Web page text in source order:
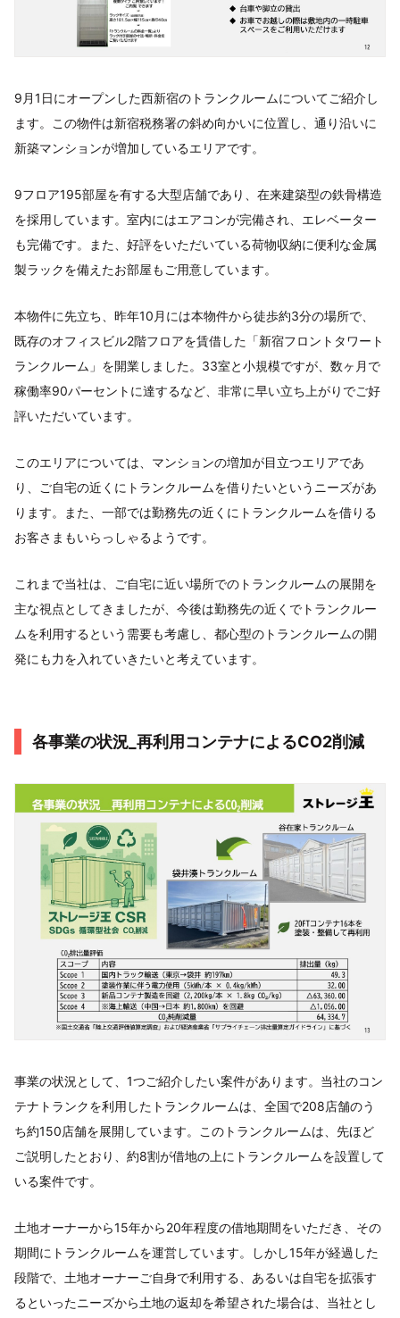
9月1日にオープンした西新宿のトランクルームについてご紹介し
ます。この物件は新宿税務署の斜め向かいに位置し、通り沿いに
新築マンションが増加しているエリアです。
9フロア195部屋を有する大型店舗であり、在来建築型の鉄骨構造
を採用しています。室内にはエアコンが完備され、エレベーター
も完備です。また、好評をいただいている荷物収納に便利な金属
製ラックを備えたお部屋もご用意しています。
本物件に先立ち、昨年10月には本物件から徒歩約3分の場所で、
既存のオフィスビル2階フロアを賃借した「新宿フロントタワート
ランクルーム」を開業しました。33室と小規模ですが、数ヶ月で
稼働率90パーセントに達するなど、非常に早い立ち上がりでご好
評いただいています。
このエリアについては、マンションの増加が目立つエリアであ
り、ご自宅の近くにトランクルームを借りたいというニーズがあ
ります。また、一部では勤務先の近くにトランクルームを借りる
お客さまもいらっしゃるようです。
これまで当社は、ご自宅に近い場所でのトランクルームの展開を
主な視点としてきましたが、今後は勤務先の近くでトランクルー
ムを利用するという需要も考慮し、都心型のトランクルームの開
発にも力を入れていきたいと考えています。
各事業の状況_再利用コンテナによるCO2削減
事業の状況として、1つご紹介したい案件があります。当社のコン
テナトランクを利用したトランクルームは、全国で208店舗のう
ち約150店舗を展開しています。このトランクルームは、先ほど
ご説明したとおり、約8割が借地の上にトランクルームを設置して
いる案件です。
土地オーナーから15年から20年程度の借地期間をいただき、その
期間にトランクルームを運営しています。しかし15年が経過した
段階で、土地オーナーご自身で利用する、あるいは自宅を拡張す
るといったニーズから土地の返却を希望された場合は、当社とし